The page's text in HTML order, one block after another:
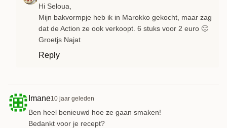
Hi Seloua,
Mijn bakvormpje heb ik in Marokko gekocht, maar zag
dat de Action ze ook verkoopt. 6 stuks voor 2 euro 🙂
Groetjs Najat
Reply
Imane10 jaar geleden
Ben heel benieuwd hoe ze gaan smaken!
Bedankt voor je recept?